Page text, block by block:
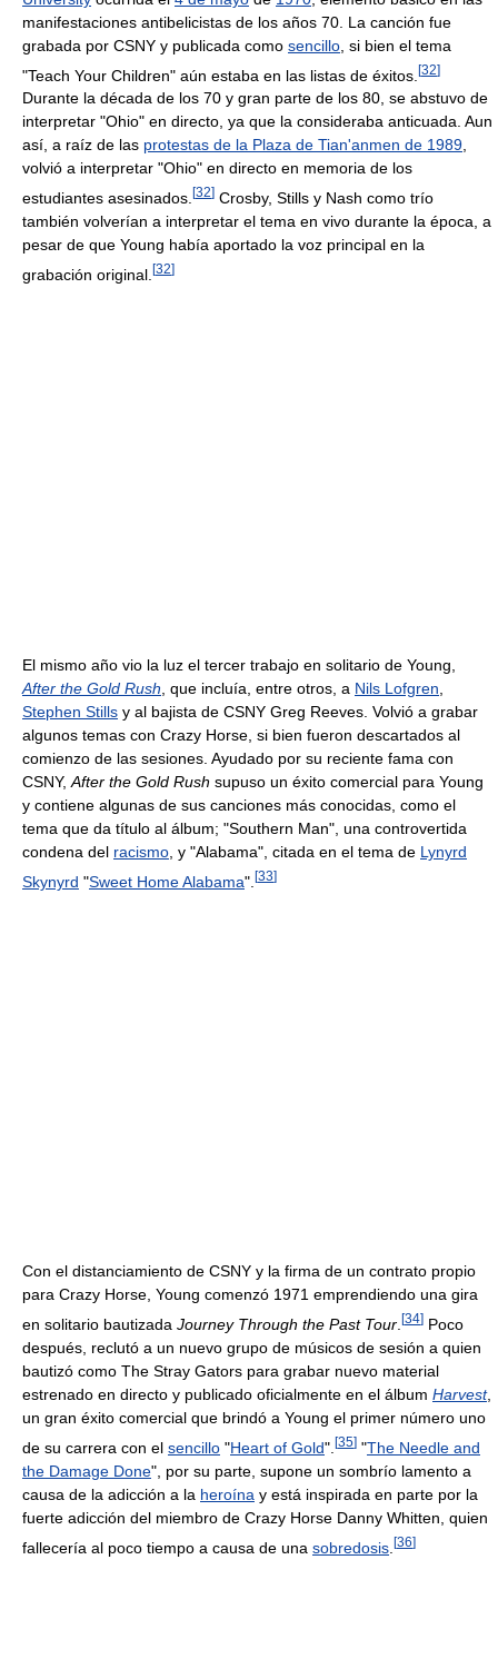
manifestaciones antibelicistas de los años 70. La canción fue
grabada por CSNY y publicada como sencillo , si bien el tema
"Teach Your Children" aún estaba en las listas de éxitos. [32]
Durante la década de los 70 y gran parte de los 80, se abstuvo de
interpretar "Ohio" en directo, ya que la consideraba anticuada. Aun
así, a raíz de las protestas de la Plaza de Tian'anmen de 1989,
volvió a interpretar "Ohio" en directo en memoria de los
estudiantes asesinados. [32] Crosby, Stills y Nash como trío
también volverían a interpretar el tema en vivo durante la época, a
pesar de que Young había aportado la voz principal en la
grabación original. [32]
El mismo año vio la luz el tercer trabajo en solitario de Young,
After the Gold Rush , que incluía, entre otros, a Nils Lofgren
Stephen Stills y al bajista de CSNY Greg Reeves. Volvió a grabar
algunos temas con Crazy Horse, si bien fueron descartados al
comienzo de las sesiones. Ayudado por su reciente fama con
CSNY, After the Gold Rush supuso un éxito comercial para Young
y contiene algunas de sus canciones más conocidas, como el
tema que da título al álbum; "Southern Man", una controvertida
condena del racismo , y "Alabama", citada en el tema de Lynyrd
Skynyrd "Sweet Home Alabama". [33]
Con el distanciamiento de CSNY y la firma de un contrato propio
para Crazy Horse, Young comenzó 1971 emprendiendo una gira
en solitario bautizada Journey Through the Past Tour [34] Poco
después, reclutó a un nuevo grupo de músicos de sesión a quien
bautizó como The Stray Gators para grabar nuevo material
estrenado en directo y publicado oficialmente en el álbum Harvest,
un gran éxito comercial que brindó a Young el primer número uno
de su carrera con el sencillo "Heart of Gold". [35] "The Needle and
the Damage Done", por su parte, supone un sombrío lamento a
causa de la adicción a la heroína y está inspirada en parte por la
fuerte adicción del miembro de Crazy Horse Danny Whitten, quien
fallecería al poco tiempo a causa de una sobredosis [36]